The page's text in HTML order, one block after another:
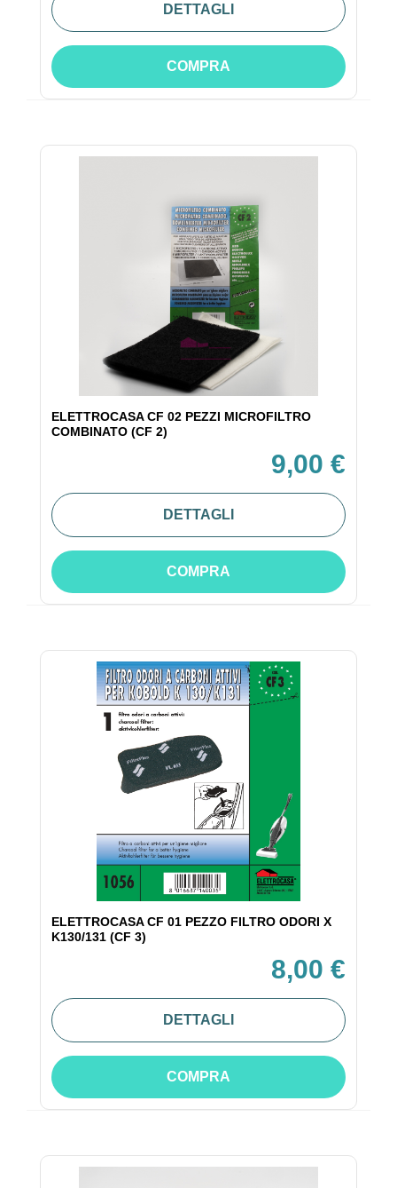
DETTAGLI
COMPRA
ELETTROCASA CF 02 PEZZI MICROFILTRO
COMBINATO (CF 2)
9,00 €
DETTAGLI
COMPRA
ELETTROCASA CF 01 PEZZO FILTRO ODORI X
K130/131 (CF 3)
8,00 €
DETTAGLI
COMPRA